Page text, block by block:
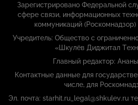
Зарегистрировано Федеральной
сфере связи, информационных
коммуникаций (Роскомнадзор)
Учредитель: Общество с
«Шкулёв Диджитал
Главный редактор:
Контактные данные для
числе, для
Эл. почта: starhit.ru_legal@shkulev.ru